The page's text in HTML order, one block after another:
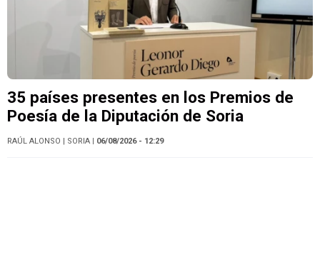
35 países presentes en los Premios de
Poesía de la Diputación de Soria
RAÚL ALONSO | SORIA | 06/08/2026 - 12:29